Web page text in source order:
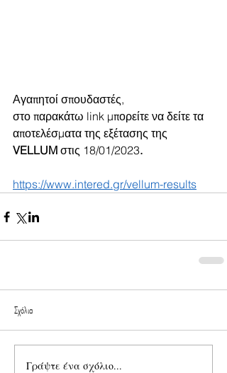
Αγαπητοί σπουδαστές,
στο παρακάτω link μπορείτε να δείτε τα
αποτελέσματα της εξέτασης της
VELLUM στις 18/01/2023.
https://www.intered.gr/vellum-results
Σχόλια
Γράψτε ένα σχόλιο...